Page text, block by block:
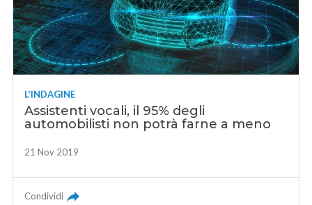
L'INDAGINE
Assistenti vocali, il 95% degli
automobilisti non potrà farne a meno
21 Nov 2019
Condividi